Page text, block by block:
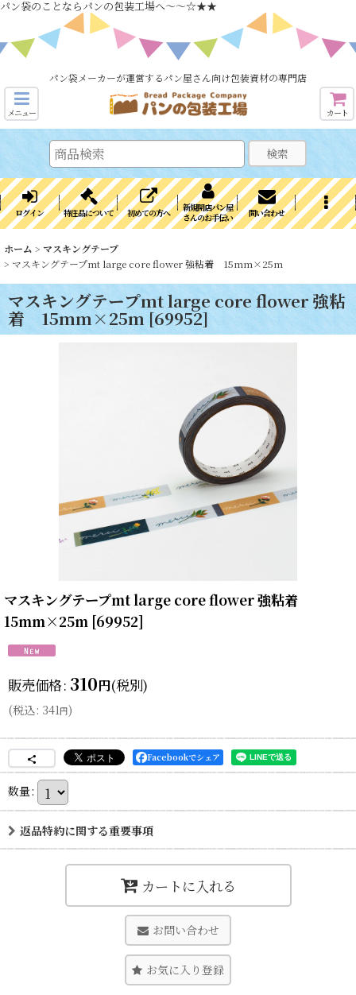
パン袋のことならパンの包装工場へ～～☆★★
パン袋メーカーが運営するパン屋さん向け包装資材の専門店
メニュー カート
検索
ログイン 特注品について 初めての方へ
新規開店パン屋
さんのお手伝い
問い合わせ
ホーム > マスキングテープ
> マスキングテープmt large core flower 強粘着 15mm×25m
マスキングテープmt large core flower 強粘
着 15mm×25m [69952]
マスキングテープmt large core flower 強粘着
15mm×25m [69952]
販売価格: 310円(税別)
(税込: 341円)
Facebookでシェア
数量:
返品特約に関する重要事項
カートに入れる
お問い合わせ
お気に入り登録